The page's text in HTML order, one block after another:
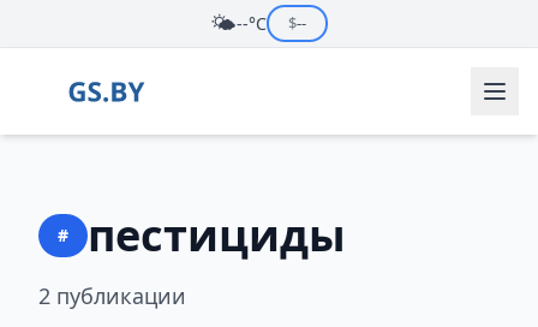
🌤️--°C $--
# пестициды
2 публикации